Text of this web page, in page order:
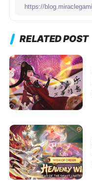
RELATED POST